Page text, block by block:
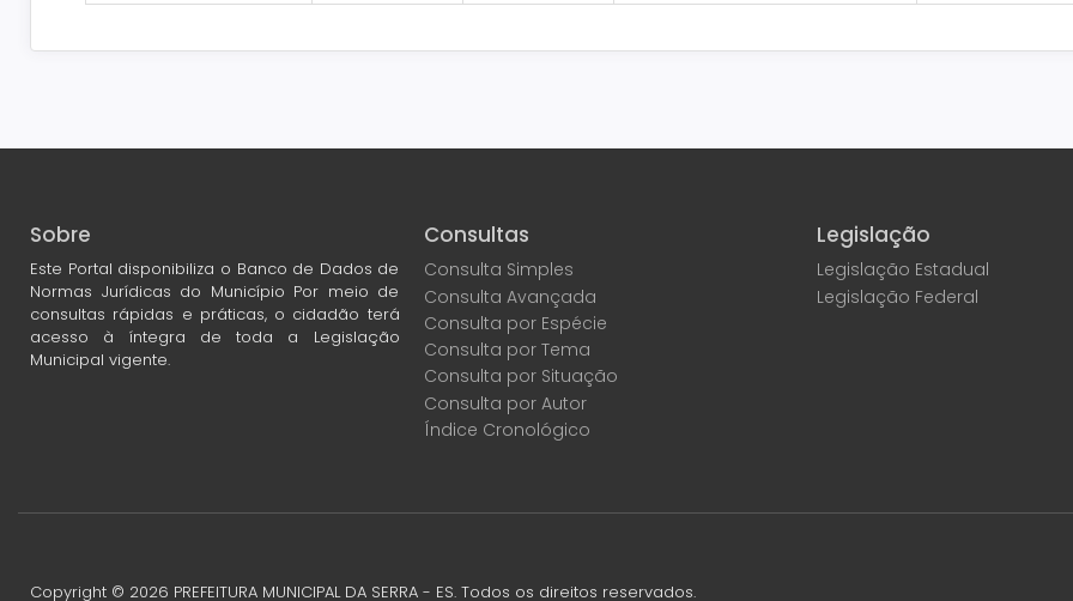
Sobre
Este Portal disponibiliza o Banco de Dados de
Normas Jurídicas do Município Por meio de
consultas rápidas e práticas, o cidadão terá
acesso à íntegra de toda a Legislação
Municipal vigente.
Consultas
Consulta Simples
Consulta Avançada
Consulta por Espécie
Consulta por Tema
Consulta por Situação
Consulta por Autor
Índice Cronológico
Legislação
Legislação Estadual
Legislação Federal
Copyright © 2026 PREFEITURA MUNICIPAL DA SERRA - ES. Todos os direitos reservados.